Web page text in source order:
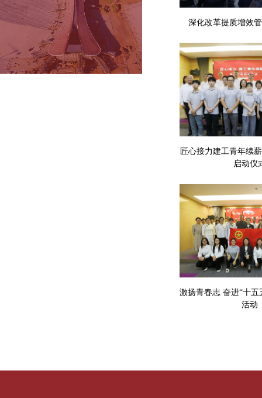
深化改革提质增效
匠心接力建工青年续
启动仪
激扬青春志 奋进“十五
活动